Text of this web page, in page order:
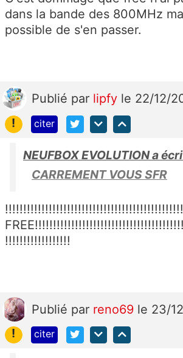
dans la bande des 800MHz
possible de s'en passer.
Publié par lipfy le 22/12/
!
citer
NEUFBOX EVOLUTION a
CARREMENT VOUS SFR
!!!!!!!!!!!!!!!!!!
Publié par reno69 le 23/
!
citer